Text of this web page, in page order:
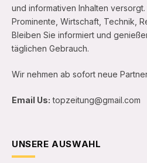
und informativen Inhalten
Prominente, Wirtschaft, Technik,
Bleiben Sie informiert und
täglichen Gebrauch.
Wir nehmen ab sofort neue
Email Us: topzeitung@gmail.com
UNSERE AUSWAHL